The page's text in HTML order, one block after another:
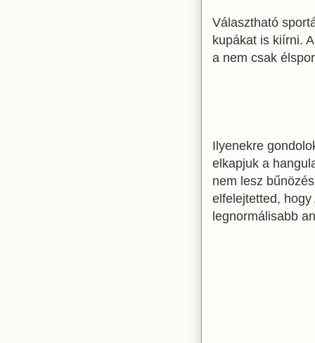
Választható
kupákat is kiírni.
a nem csak
Ilyenekre
elkapjuk a
nem lesz
elfelejtetted,
legnormálisabb